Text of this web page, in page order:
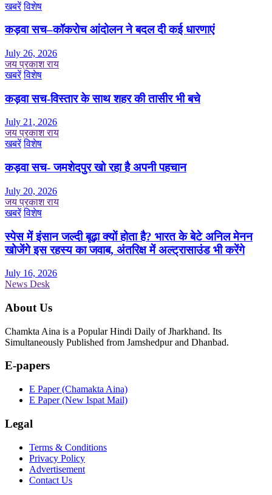
खबरें विशेष
कड़वा सच–कॉकरोच आंदोलन ने बदल दी कई धारणाएं
July 26, 2026
जय प्रकाश राय
खबरें विशेष
कड़वा सच-विस्तार के साथ शहर की तासीर भी बचे
July 21, 2026
जय प्रकाश राय
खबरें विशेष
कड़वा सच- जमशेदपुर खो रहा है अपनी पहचान
July 20, 2026
जय प्रकाश राय
खबरें विशेष
स्पेस में इंसान जल्दी बूढ़ा क्यों होता है? भारत के बेटे अनिल मेनन
खोजेंगे इस रहस्य का जवाब, अंतरिक्ष में अल्ट्रासाउंड भी करेंगे
July 16, 2026
News Desk
About Us
Chamkta Aina is a Popular Hindi Daily of Jharkhand. Its
Simultaneously Published from Jamshedpur and Dhanbad.
E-papers
E Paper (Chamakta Aina)
E Paper (New Ispat Mail)
Legal
Terms & Conditions
Privacy Policy
Advertisement
Contact Us